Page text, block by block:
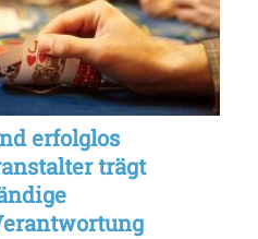
erfolglos
trägt